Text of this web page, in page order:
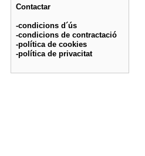
Contactar
-condicions d´ús
-condicions de contractació
-política de cookies
-política de privacitat